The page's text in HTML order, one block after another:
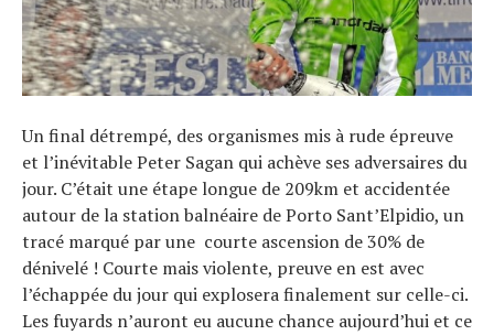
Un final détrempé, des organismes mis à rude épreuve
et l’inévitable Peter Sagan qui achève ses adversaires du
jour. C’était une étape longue de 209km et accidentée
autour de la station balnéaire de Porto Sant’Elpidio, un
tracé marqué par une courte ascension de 30% de
dénivelé ! Courte mais violente, preuve en est avec
l’échappée du jour qui explosera finalement sur celle-ci.
Les fuyards n’auront eu aucune chance aujourd’hui et ce